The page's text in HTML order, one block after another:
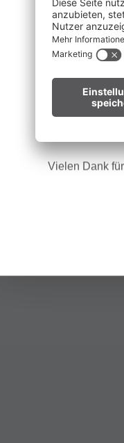
Wir bitten
Hinweis für
Vielen Dank